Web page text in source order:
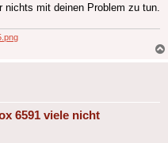
mit deinen Problem zu tun.
6591 viele nicht